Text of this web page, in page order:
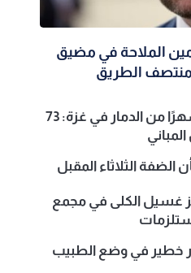
الملاحة في مضيق
منتصف الطريق
تحقيق إسرائيلي يوثق 33 شهرًا من الدمار في غزة: 73
الثلاثاء المقبل
غسيل الكلى في مجمع
خطير في وضع الطبيب